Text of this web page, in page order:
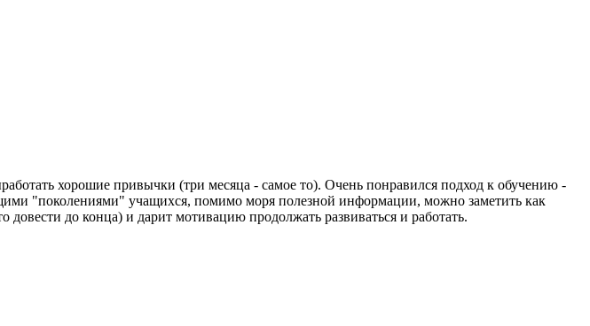
хорошие привычки (три месяца - самое то). Очень понравился подход к обучению -
"поколениями" учащихся, помимо моря полезной информации, можно заметить как
до конца) и дарит мотивацию продолжать развиваться и работать.